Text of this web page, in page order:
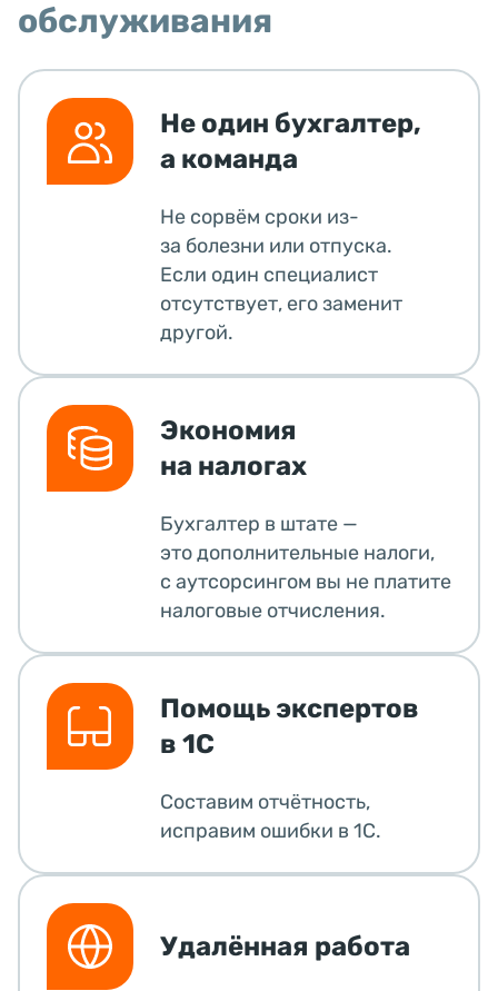
обслуживания
Не один бухгалтер,
а команда
Не сорвём сроки из-
за болезни или отпуска.
Если один специалист
отсутствует, его заменит
другой.
Экономия
на налогах
Бухгалтер в штате —
это дополнительные налоги,
с аутсорсингом вы не платите
налоговые отчисления.
Помощь экспертов
в 1С
Составим отчётность,
исправим ошибки в 1С.
Удалённая работа